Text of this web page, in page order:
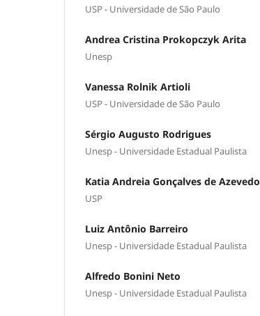
USP - Universidade de São Paulo
Andrea Cristina Prokopczyk Arita
Unesp
Vanessa Rolnik Artioli
USP - Universidade de São Paulo
Sérgio Augusto Rodrigues
Unesp - Universidade Estadual Paulista
Katia Andreia Gonçalves de Azevedo
USP
Luiz Antônio Barreiro
Unesp - Universidade Estadual Paulista
Alfredo Bonini Neto
Unesp - Universidade Estadual Paulista